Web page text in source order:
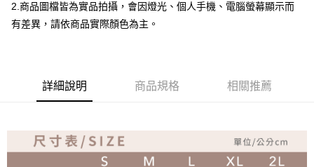
付款後全家取貨
免運費
2.商品圖檔皆為實品拍攝，會因燈光、個人手機、電腦螢幕顯示而
有差異，請依商品實際顏色為主。
詳細說明 商品規格 相關推薦